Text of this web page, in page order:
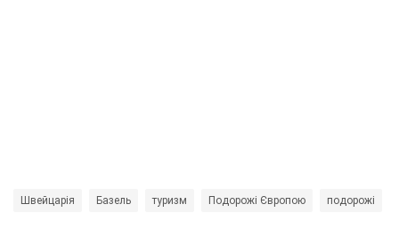
Швейцарія Базель туризм Подорожі Європою подорожі